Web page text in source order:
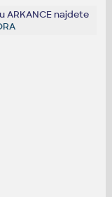
ARKANCE najdete